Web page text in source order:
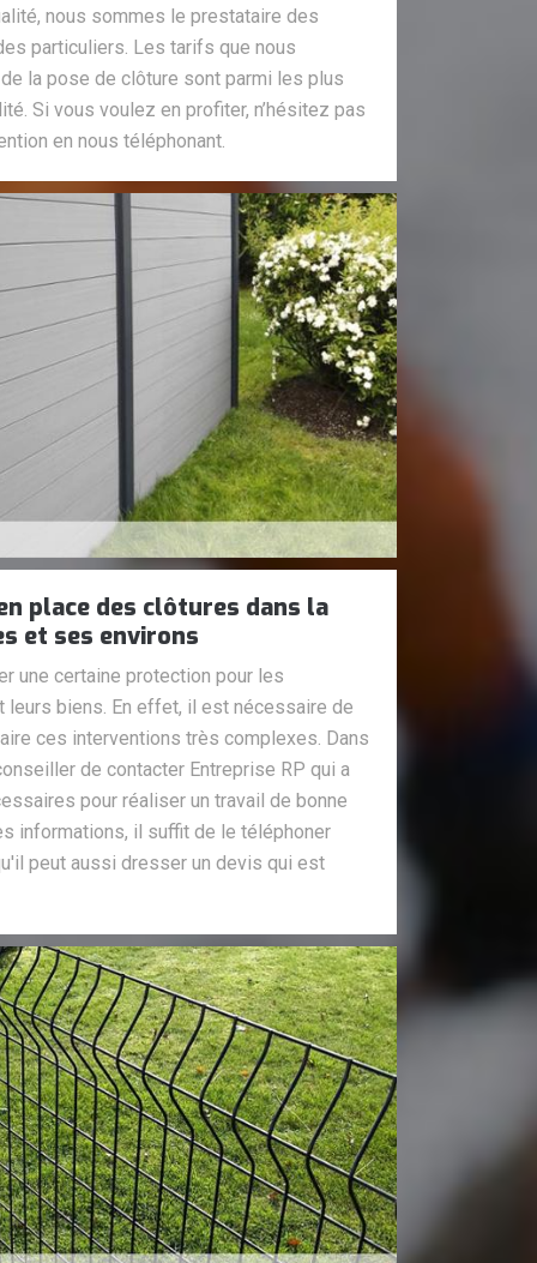
nous sommes le prestataire des
particuliers. Les tarifs que nous
la pose de clôture sont parmi les plus
Si vous voulez en profiter, n’hésitez pas
en nous téléphonant.
place des clôtures dans la
et ses environs
une certaine protection pour les
biens. En effet, il est nécessaire de
ces interventions très complexes. Dans
de contacter Entreprise RP qui a
pour réaliser un travail de bonne
informations, il suffit de le téléphoner
peut aussi dresser un devis qui est